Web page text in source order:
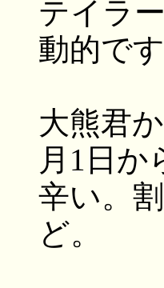
テイラ
動的です
大熊君
月1日か
辛い。
ど。